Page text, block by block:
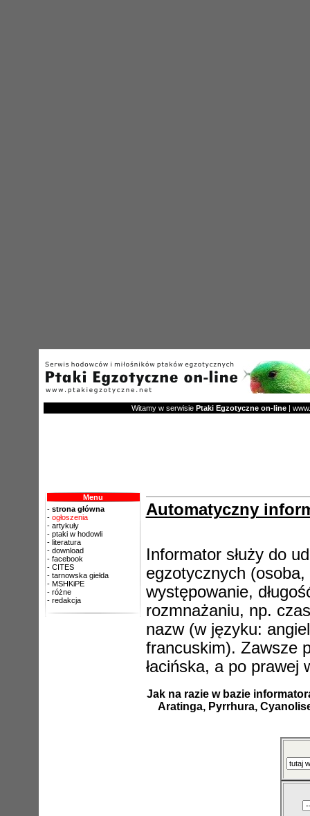
Witamy w serwisie Ptaki Egzotyczne on-line|
Menu
- strona główna
- ogłoszenia
-artykuły
-ptaki w hodowli
-literatura
-download
-facebook
-CITES
-tarnowska giełda
-MSHKiPE
- różne
- redakcja
Automatyczny
Informator służy do
egzotycznych (osoba,
występowanie,
rozmnażaniu, np.
nazw (w języku:
francuskim). Zawsze
łacińska, a po prawej
Jak na razie w bazie
Aratinga, Pyrrhura,